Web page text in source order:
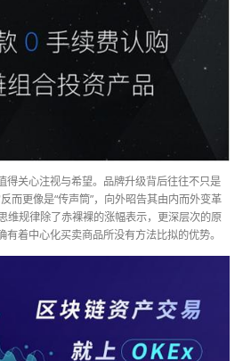
得关心注视与希望。品牌升级背后往往不只是
而更像是“传声筒”，向外昭告其由内而外变革
维规律除了赤裸裸的涨幅表示，更深层次的原
着中心化买卖商品所没有方法比拟的优势。